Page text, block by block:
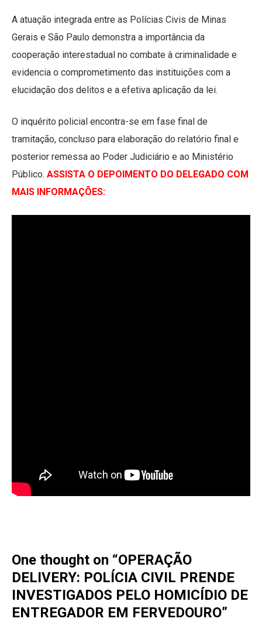
A atuação integrada entre as Polícias Civis de Minas
Gerais e São Paulo demonstra a importância da
cooperação interestadual no combate à criminalidade e
evidencia o comprometimento das instituições com a
elucidação dos delitos e a efetiva aplicação da lei.
O inquérito policial encontra-se em fase final de
tramitação, concluso para elaboração do relatório final e
posterior remessa ao Poder Judiciário e ao Ministério
Público. ASSISTA O DEPOIMENTO DO DELEGADO COM
MAIS INFORMAÇÕES:
One thought on “OPERAÇÃO
DELIVERY: POLÍCIA CIVIL PRENDE
INVESTIGADOS PELO HOMICÍDIO DE
ENTREGADOR EM FERVEDOURO”